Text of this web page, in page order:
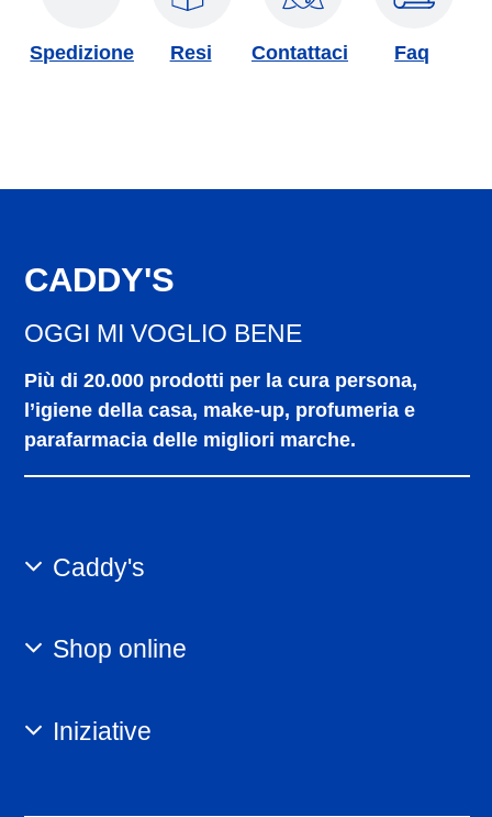
Spedizione Resi Contattaci Faq
CADDY'S
OGGI MI VOGLIO BENE
Più di 20.000 prodotti per la cura persona,
l’igiene della casa, make-up, profumeria e
parafarmacia delle migliori marche.
Caddy's
Shop online
Iniziative